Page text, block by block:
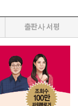
출판사 서평